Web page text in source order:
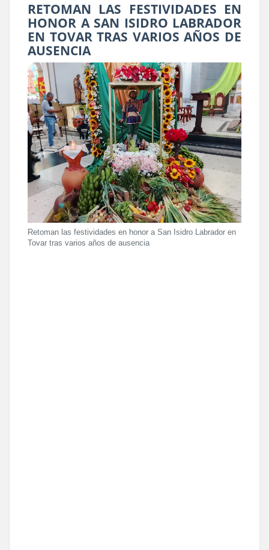
RETOMAN LAS FESTIVIDADES EN
HONOR A SAN ISIDRO LABRADOR
EN TOVAR TRAS VARIOS AÑOS DE
AUSENCIA
Retoman las festividades en honor a San Isidro Labrador en
Tovar tras varios años de ausencia